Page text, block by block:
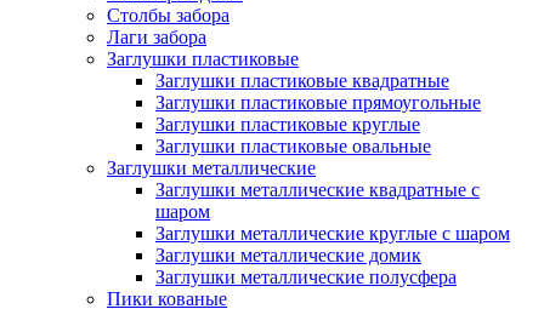
Столбы забора
Лаги забора
Заглушки пластиковые
Заглушки пластиковые квадратные
Заглушки пластиковые прямоугольные
Заглушки пластиковые круглые
Заглушки пластиковые овальные
Заглушки металлические
Заглушки металлические квадратные с
шаром
Заглушки металлические круглые с шаром
Заглушки металлические домик
Заглушки металлические полусфера
Пики кованые